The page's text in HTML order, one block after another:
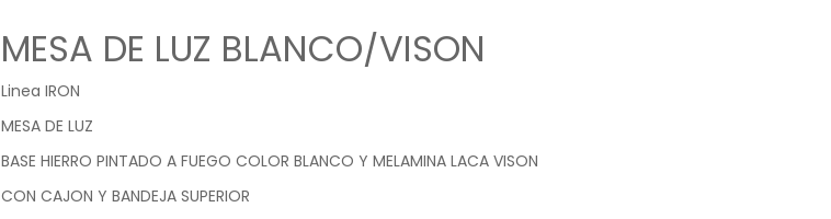
MESA DE LUZ BLANCO/VISON
Linea IRON
MESA DE LUZ
BASE HIERRO PINTADO A FUEGO COLOR BLANCO Y MELAMINA LACA VISON
CON CAJON Y BANDEJA SUPERIOR